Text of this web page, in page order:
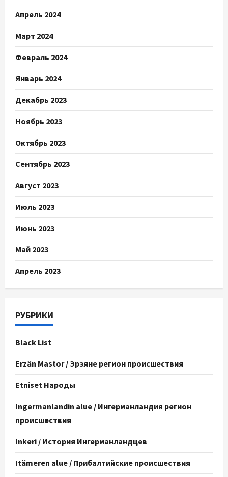
Апрель 2024
Март 2024
Февраль 2024
Январь 2024
Декабрь 2023
Ноябрь 2023
Октябрь 2023
Сентябрь 2023
Август 2023
Июль 2023
Июнь 2023
Май 2023
Апрель 2023
РУБРИКИ
Black List
Erzän Mastor / Эрзяне регион происшествия
Etniset Народы
Ingermanlandin alue / Ингерманландия регион
происшествия
Inkeri / История Ингерманландцев
Itämeren alue / Прибалтийские происшествия